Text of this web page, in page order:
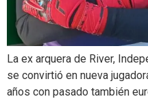
La ex arquera de River,
se convirtió en nueva
años con pasado también